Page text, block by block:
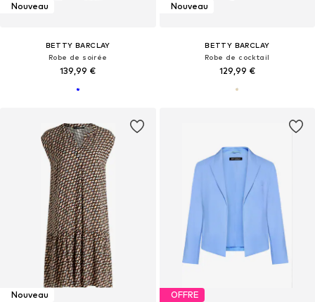
Nouveau
BETTY BARCLAY
Robe de soirée
139,99 €
Nouveau
BETTY BARCLAY
Robe de cocktail
129,99 €
Nouveau OFFRE